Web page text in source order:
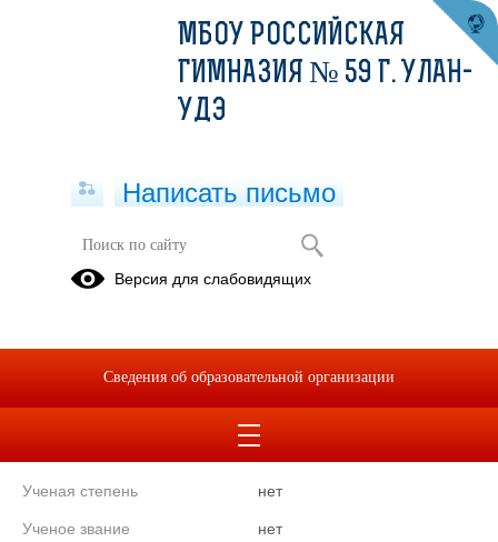
Учитель начальных классов
Петрова Галина
Преподаваемые учебные
предметы, курсы, дисциплины
Математика, Русский язык,
Чтение, Окружающий мир или
Ученая степень нет
Ученое звание нет
МБОУ РОССИЙСКАЯ
ГИМНАЗИЯ № 59 Г. УЛАН-
УДЭ
Написать письмо
Версия для слабовидящих
Сведения об образовательной организации